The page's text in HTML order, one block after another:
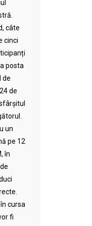
câte
cinci
posta
de
de
un
pe 12
în
cursa
fi